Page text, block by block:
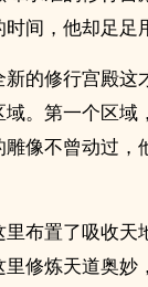
间，他却足足
的修行宫殿这
。第一个区域
像不曾动过，
布置了吸收天
修炼天道奥妙